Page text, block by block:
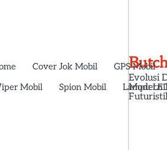
Evolusi
Modern
Cover Jok Mobil GPS Mobil
Mobil
Spion Mobil Lampu